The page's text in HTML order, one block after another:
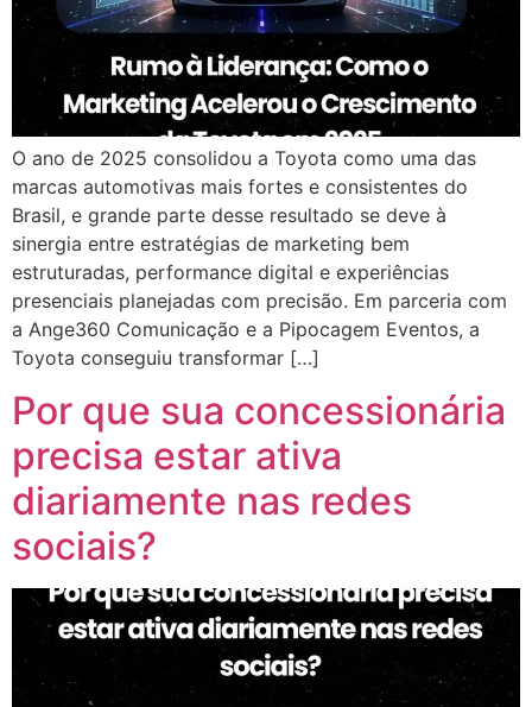
O ano de 2025 consolidou a Toyota como uma das
marcas automotivas mais fortes e consistentes do
Brasil, e grande parte desse resultado se deve à
sinergia entre estratégias de marketing bem
estruturadas, performance digital e experiências
presenciais planejadas com precisão. Em parceria com
a Ange360 Comunicação e a Pipocagem Eventos, a
Toyota conseguiu transformar […]
Por que sua concessionária
precisa estar ativa
diariamente nas redes
sociais?